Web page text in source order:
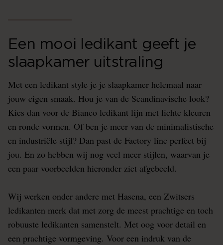
Een mooi ledikant geeft je
slaapkamer uitstraling
Met een ledikant style je je slaapkamer helemaal naar
jouw eigen smaak. Hou je van de Scandinavische look?
Kies dan voor de Bianco ledikant lijn met lichte kleuren
en ronde vormen. Of ben je meer van de minimalistische
en industriële stijl? Dan past de Factory line perfect bij
jou. En zo hebben wij nog veel meer stijlen, waarvan je
een paar voorbeelden hieronder ziet afgebeeld.
Wij werken onder andere met Hasena, een Zwitsers
ledikanten merk dat met zorg de meest prachtige en toch
robuuste ledikanten samenstelt. Met oog voor detail en
een prachtige vormgeving. Voor een indruk van de